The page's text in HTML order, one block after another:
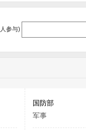
人参与)
国防部
军事